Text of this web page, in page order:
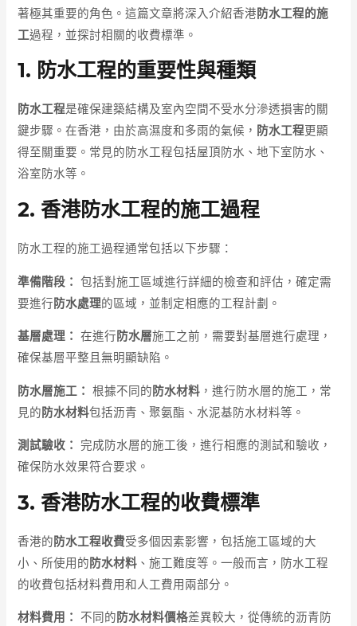
著極其重要的角色。這篇文章將深入介紹香港防水工程的施
工過程，並探討相關的收費標準。
1. 防水工程的重要性與種類
防水工程是確保建築結構及室內空間不受水分滲透損害的關
鍵步驟。在香港，由於高濕度和多雨的氣候， 防水工程更顯
得至關重要。常見的防水工程包括屋頂防水、地下室防水、
浴室防水等。
2. 香港防水工程的施工過程
防水工程的施工過程通常包括以下步驟：
準備階段： 包括對施工區域進行詳細的檢查和評估，確定需
要進行防水處理的區域，並制定相應的工程計劃。
基層處理： 在進行防水層施工之前，需要對基層進行處理，
確保基層平整且無明顯缺陷。
防水層施工： 根據不同的防水材料 ，進行防水層的施工，常
見的防水材料包括沥青、聚氨酯、水泥基防水材料等。
測試驗收： 完成防水層的施工後，進行相應的測試和驗收，
確保防水效果符合要求。
3. 香港防水工程的收費標準
香港的防水工程收費受多個因素影響，包括施工區域的大
小、所使用的防水材料 、施工難度等。一般而言，防水工程
的收費包括材料費用和人工費用兩部分。
材料費用： 不同的防水材料價格差異較大，從傳統的沥青防